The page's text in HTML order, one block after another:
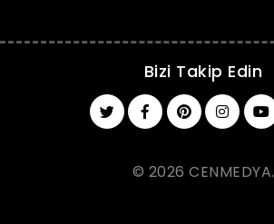
Bizi Takip Edin
© 2026 CENMEDYA.